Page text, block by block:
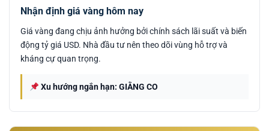
Nhận định giá vàng hôm nay
Giá vàng đang chịu ảnh hưởng bởi chính sách lãi suất và biến
động tỷ giá USD. Nhà đầu tư nên theo dõi vùng hỗ trợ và
kháng cự quan trọng.
Xu hướng ngắn hạn: GIẰNG CO